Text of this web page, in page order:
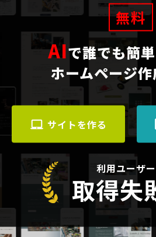
無料
AIで誰でも簡
ホームページ
サイトを作る
利用ユーザ
取得失